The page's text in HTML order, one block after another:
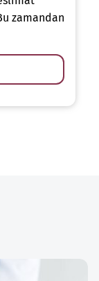
zamandan